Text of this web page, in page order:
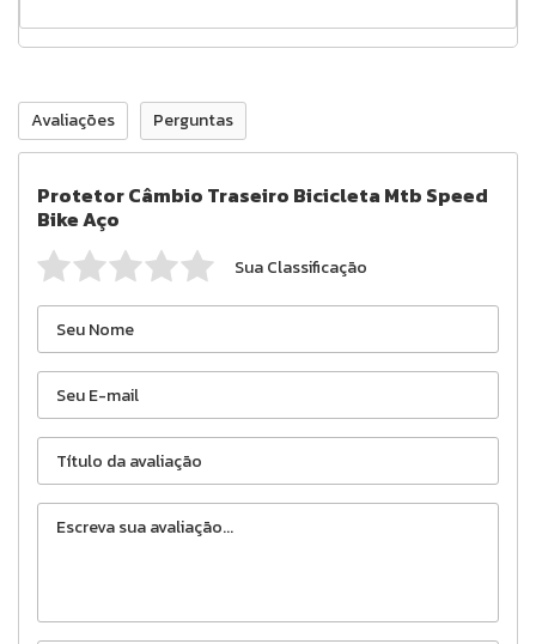
Avaliações Perguntas
Protetor Câmbio Traseiro Bicicleta Mtb Speed
Bike Aço
Sua Classificação